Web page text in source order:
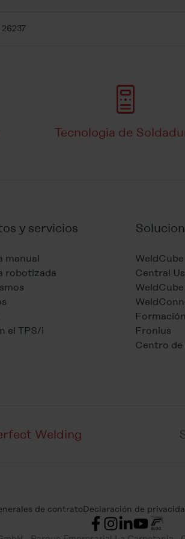
26237
Tecnologia de
y servicios
manual
robotizada
el TPS/i
WeldCube
Central
WeldCube
Fronius
Centro
Welding
de contratoDeclaración de